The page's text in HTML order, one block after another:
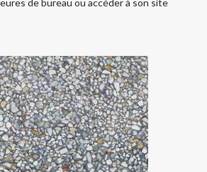
de bureau ou accéder à son site